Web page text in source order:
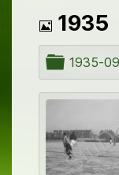
Bild
1935
O
r
d
r
1935-09